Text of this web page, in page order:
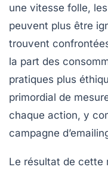
une vitesse folle,
peuvent plus être
trouvent
la part des
pratiques plus
primordial de
chaque action, y
campagne
Le résultat de cette